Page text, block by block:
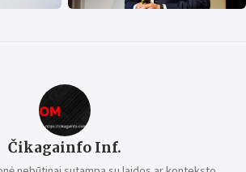
Čikagainfo Inf.